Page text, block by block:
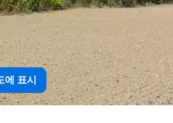
표시